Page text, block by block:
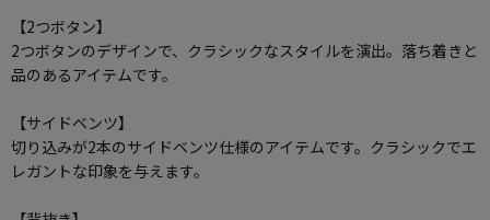
【2つボタン】
2つボタンのデザインで、クラシックなスタイルを演出。落ち着きと
品のあるアイテムです。
【サイドベンツ】
切り込みが2本のサイドベンツ仕様のアイテムです。クラシックでエ
レガントな印象を与えます。